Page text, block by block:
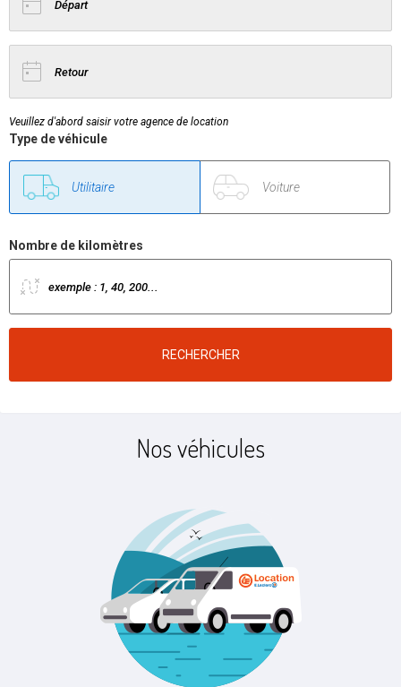
Veuillez d'abord saisir votre agence de location
Type de véhicule
Nombre de kilomètres
RECHERCHER
Nos véhicules